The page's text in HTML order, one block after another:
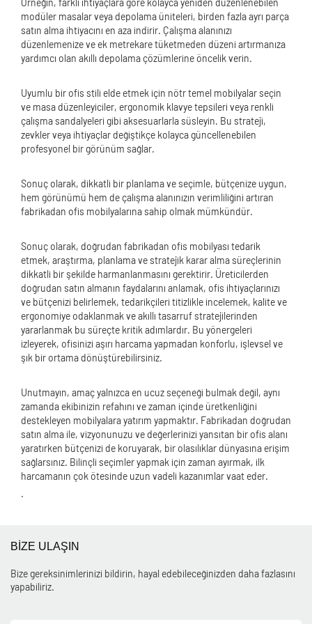
Örneğin, farklı ihtiyaçlara göre kolayca yeniden düzenlenebilen
modüler masalar veya depolama üniteleri, birden fazla ayrı parça
satın alma ihtiyacını en aza indirir. Çalışma alanınızı
düzenlemenize ve ek metrekare tüketmeden düzeni artırmanıza
yardımcı olan akıllı depolama çözümlerine öncelik verin.
Uyumlu bir ofis stili elde etmek için nötr temel mobilyalar seçin
ve masa düzenleyiciler, ergonomik klavye tepsileri veya renkli
çalışma sandalyeleri gibi aksesuarlarla süsleyin. Bu strateji,
zevkler veya ihtiyaçlar değiştikçe kolayca güncellenebilen
profesyonel bir görünüm sağlar.
Sonuç olarak, dikkatli bir planlama ve seçimle, bütçenize uygun,
hem görünümü hem de çalışma alanınızın verimliliğini artıran
fabrikadan ofis mobilyalarına sahip olmak mümkündür.
Sonuç olarak, doğrudan fabrikadan ofis mobilyası tedarik
etmek, araştırma, planlama ve stratejik karar alma süreçlerinin
dikkatli bir şekilde harmanlanmasını gerektirir. Üreticilerden
doğrudan satın almanın faydalarını anlamak, ofis ihtiyaçlarınızı
ve bütçenizi belirlemek, tedarikçileri titizlikle incelemek, kalite ve
ergonomiye odaklanmak ve akıllı tasarruf stratejilerinden
yararlanmak bu süreçte kritik adımlardır. Bu yönergeleri
izleyerek, ofisinizi aşırı harcama yapmadan konforlu, işlevsel ve
şık bir ortama dönüştürebilirsiniz.
Unutmayın, amaç yalnızca en ucuz seçeneği bulmak değil, aynı
zamanda ekibinizin refahını ve zaman içinde üretkenliğini
destekleyen mobilyalara yatırım yapmaktır. Fabrikadan doğrudan
satın alma ile, vizyonunuzu ve değerlerinizi yansıtan bir ofis alanı
yaratırken bütçenizi de koruyarak, bir olasılıklar dünyasına erişim
sağlarsınız. Bilinçli seçimler yapmak için zaman ayırmak, ilk
harcamanın çok ötesinde uzun vadeli kazanımlar vaat eder.
.
BİZE ULAŞIN
Bize gereksinimlerinizi bildirin, hayal edebileceğinizden daha fazlasını
yapabiliriz.